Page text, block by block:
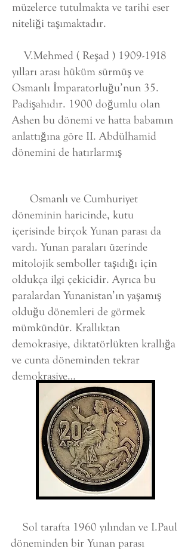
müzelerce tutulmakta ve tarihi eser
niteliği taşımaktadır.
V.Mehmed ( Reşad ) 1909-1918
yılları arası hüküm sürmüş ve
Osmanlı İmparatorluğu’nun 35.
Padişahıdır. 1900 doğumlu olan
Ashen bu dönemi ve hatta babamın
anlattığına göre II. Abdülhamid
dönemini de hatırlarmış
Osmanlı ve Cumhuriyet
döneminin haricinde, kutu
içerisinde birçok Yunan parası da
vardı. Yunan paraları üzerinde
mitolojik semboller taşıdığı için
oldukça ilgi çekicidir. Ayrıca bu
paralardan Yunanistan’ın yaşamış
olduğu dönemleri de görmek
mümkündür. Krallıktan
demokrasiye, diktatörlükten krallığa
ve cunta döneminden tekrar
demokrasiye…
Sol tarafta 1960 yılından ve I.Paul
döneminden bir Yunan parası